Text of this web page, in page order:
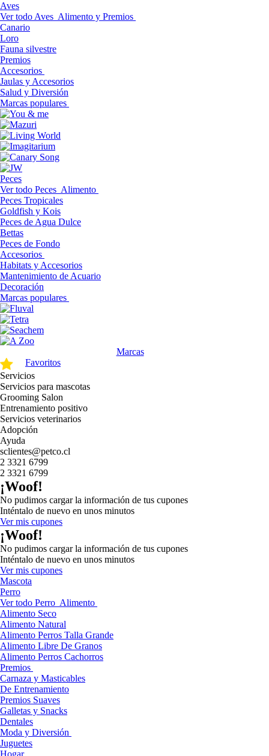
Aves
Ver todo Aves Alimento y Premios
Canario
Loro
Fauna silvestre
Premios
Accesorios
Jaulas y Accesorios
Salud y Diversión
Marcas populares
Peces
Ver todo Peces Alimento
Peces Tropicales
Goldfish y Kois
Peces de Agua Dulce
Bettas
Peces de Fondo
Accesorios
Habitats y Accesorios
Mantenimiento de Acuario
Decoración
Marcas populares
Marcas
Favoritos
Servicios
Servicios para mascotas
Grooming Salon
Entrenamiento positivo
Servicios veterinarios
Adopción
Ayuda
sclientes@petco.cl
2 3321 6799
2 3321 6799
¡Woof!
No pudimos cargar la información de tus cupones
Inténtalo de nuevo en unos minutos
Ver mis cupones
¡Woof!
No pudimos cargar la información de tus cupones
Inténtalo de nuevo en unos minutos
Ver mis cupones
Mascota
Perro
Ver todo Perro Alimento
Alimento Seco
Alimento Natural
Alimento Perros Talla Grande
Alimento Libre De Granos
Alimento Perros Cachorros
Premios
Carnaza y Masticables
De Entrenamiento
Premios Suaves
Galletas y Snacks
Dentales
Moda y Diversión
Juguetes
Hogar